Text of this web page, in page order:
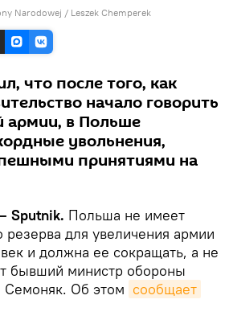
Narodowej / Leszek Chemperek
что после того, как
начало говорить
армии, в Польше
увольнения,
принятиями на
Sputnik. Польша не имеет
резерва для увеличения армии
и должна ее сокращать, а не
бывший министр обороны
Семоняк. Об этом сообщает